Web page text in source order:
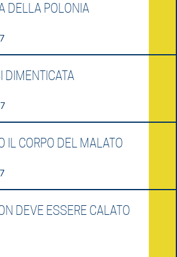
DELLA POLONIA
DIMENTICATA
IL CORPO DEL MALATO
DEVE ESSERE CALATO